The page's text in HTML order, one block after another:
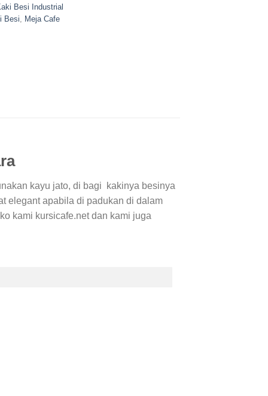
Besi Industrial
Besi
Meja Cafe
kayu jato, di bagi kakinya besinya
elegant apabila di padukan di dalam
kami kursicafe.net dan kami juga